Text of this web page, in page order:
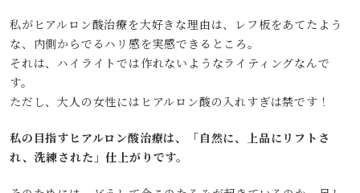
私がヒアルロン酸治療を大好きな理由は、レフ板をあてたよう
な、内側からでるハリ感を実感できるところ。
それは、ハイライトでは作れないようなライティングなんで
す。
ただし、大人の女性にはヒアルロン酸の入れすぎは禁です！
私の目指すヒアルロン酸治療は、「自然に、上品にリフトさ
れ、洗練された」仕上がりです。